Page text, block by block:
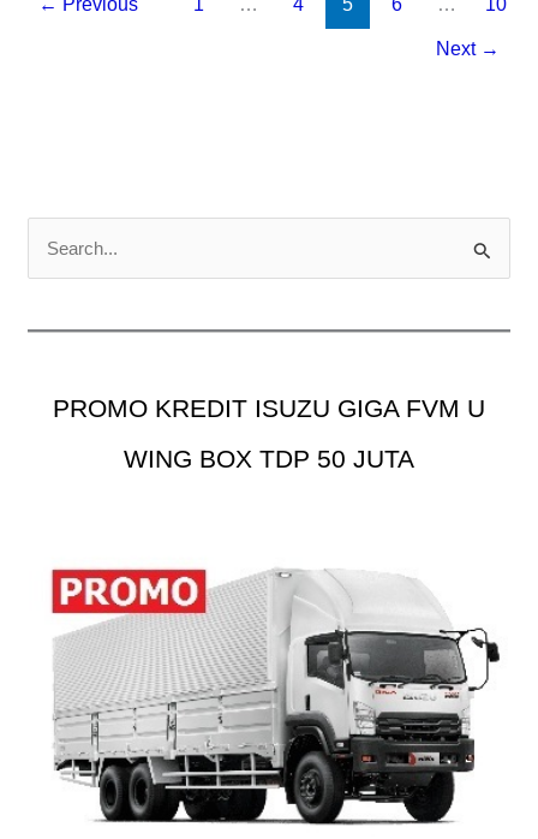
Next →
PROMO KREDIT ISUZU GIGA FVM U
WING BOX TDP 50 JUTA